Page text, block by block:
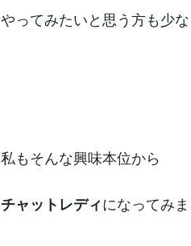
やってみたいと思う方も少な
私もそんな興味本位から
チャットレディになってみ